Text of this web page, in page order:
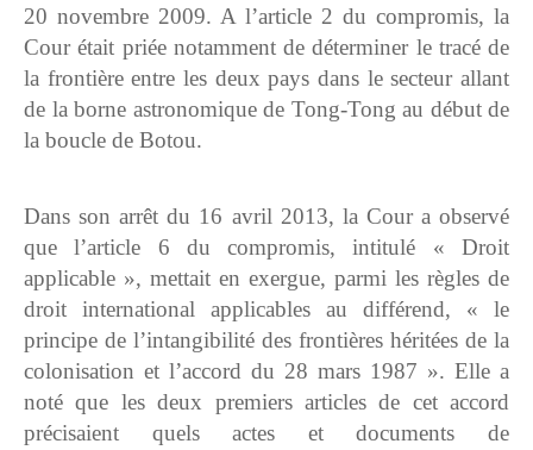
20 novembre 2009. A l’article 2 du compromis, la
Cour était priée notamment de déterminer le tracé de
la frontière entre les deux pays dans le secteur allant
de la borne astronomique de Tong-Tong au début de
la boucle de Botou.
Dans son arrêt du 16 avril 2013, la Cour a observé
que l’article 6 du compromis, intitulé « Droit
applicable », mettait en exergue, parmi les règles de
droit international applicables au différend, « le
principe de l’intangibilité des frontières héritées de la
colonisation et l’accord du 28 mars 1987 ». Elle a
noté que les deux premiers articles de cet accord
précisaient quels actes et documents de